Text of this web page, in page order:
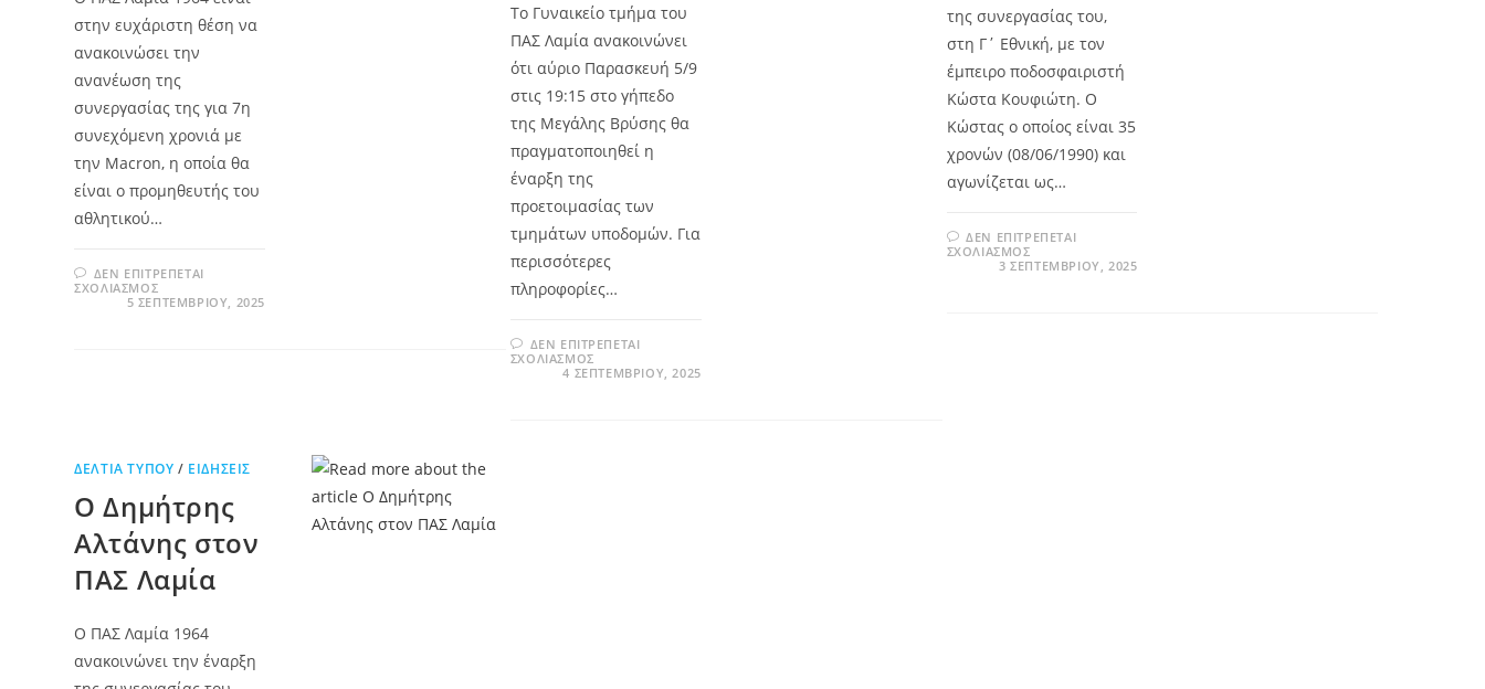
στην ευχάριστη θέση να
ανακοινώσει την
ανανέωση της
συνεργασίας της για 7η
συνεχόμενη χρονιά με
την Macron, η οποία θα
είναι ο προμηθευτής του
αθλητικού…
ΔΕΝ ΕΠΙΤΡΈΠΕΤΑΙ
ΣΧΟΛΙΑΣΜΌΣ
5 ΣΕΠΤΕΜΒΡΊΟΥ, 2025
Το Γυναικείο τμήμα του
ΠΑΣ Λαμία ανακοινώνει
ότι αύριο Παρασκευή 5/9
στις 19:15 στο γήπεδο
της Μεγάλης Βρύσης θα
πραγματοποιηθεί η
έναρξη της
προετοιμασίας των
τμημάτων υποδομών. Για
περισσότερες
πληροφορίες…
ΔΕΝ ΕΠΙΤΡΈΠΕΤΑΙ
ΣΧΟΛΙΑΣΜΌΣ
4 ΣΕΠΤΕΜΒΡΊΟΥ, 2025
της συνεργασίας του,
στη Γ΄ Εθνική, με τον
έμπειρο ποδοσφαιριστή
Κώστα Κουφιώτη. Ο
Κώστας ο οποίος είναι 35
χρονών (08/06/1990) και
αγωνίζεται ως…
ΔΕΝ ΕΠΙΤΡΈΠΕΤΑΙ
ΣΧΟΛΙΑΣΜΌΣ
3 ΣΕΠΤΕΜΒΡΊΟΥ, 2025
ΔΕΛΤΊΑ ΤΎΠΟΥ / ΕΙΔΉΣΕΙΣ
Ο Δημήτρης
Αλτάνης στον
ΠΑΣ Λαμία
Ο ΠΑΣ Λαμία 1964
ανακοινώνει την έναρξη